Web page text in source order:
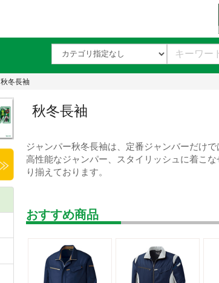
秋冬長袖
秋冬長袖
ジャンパー秋冬長袖は、定番ジャンバーだけ
高性能なジャンパー、スタイリッシュに着こ
り揃えております。
おすすめ商品